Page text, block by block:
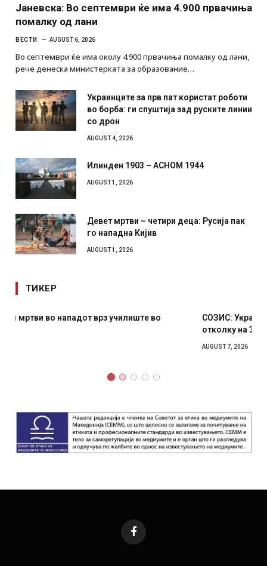
Јаневска: Во септември ќе има 4.900 првачиња
помалку од лани
ВЕСТИ AUGUST 6, 2026
Во септември ќе има околу 4.900 првачиња помалку од лани,
рече денеска министерката за образование…
Украинците за прв пат користат роботи
во борба: ги спуштија зад руските линии
со дрон
AUGUST 4, 2026
Илинден 1903 – АСНОМ 1944
AUGUST 1, 2026
Девет мртви – четири деца: Русија пак
го нападна Кијив
AUGUST 1, 2026
ТИКЕР
СОЗИС: Украинците повеќе им веруваат на генералите
Facebook